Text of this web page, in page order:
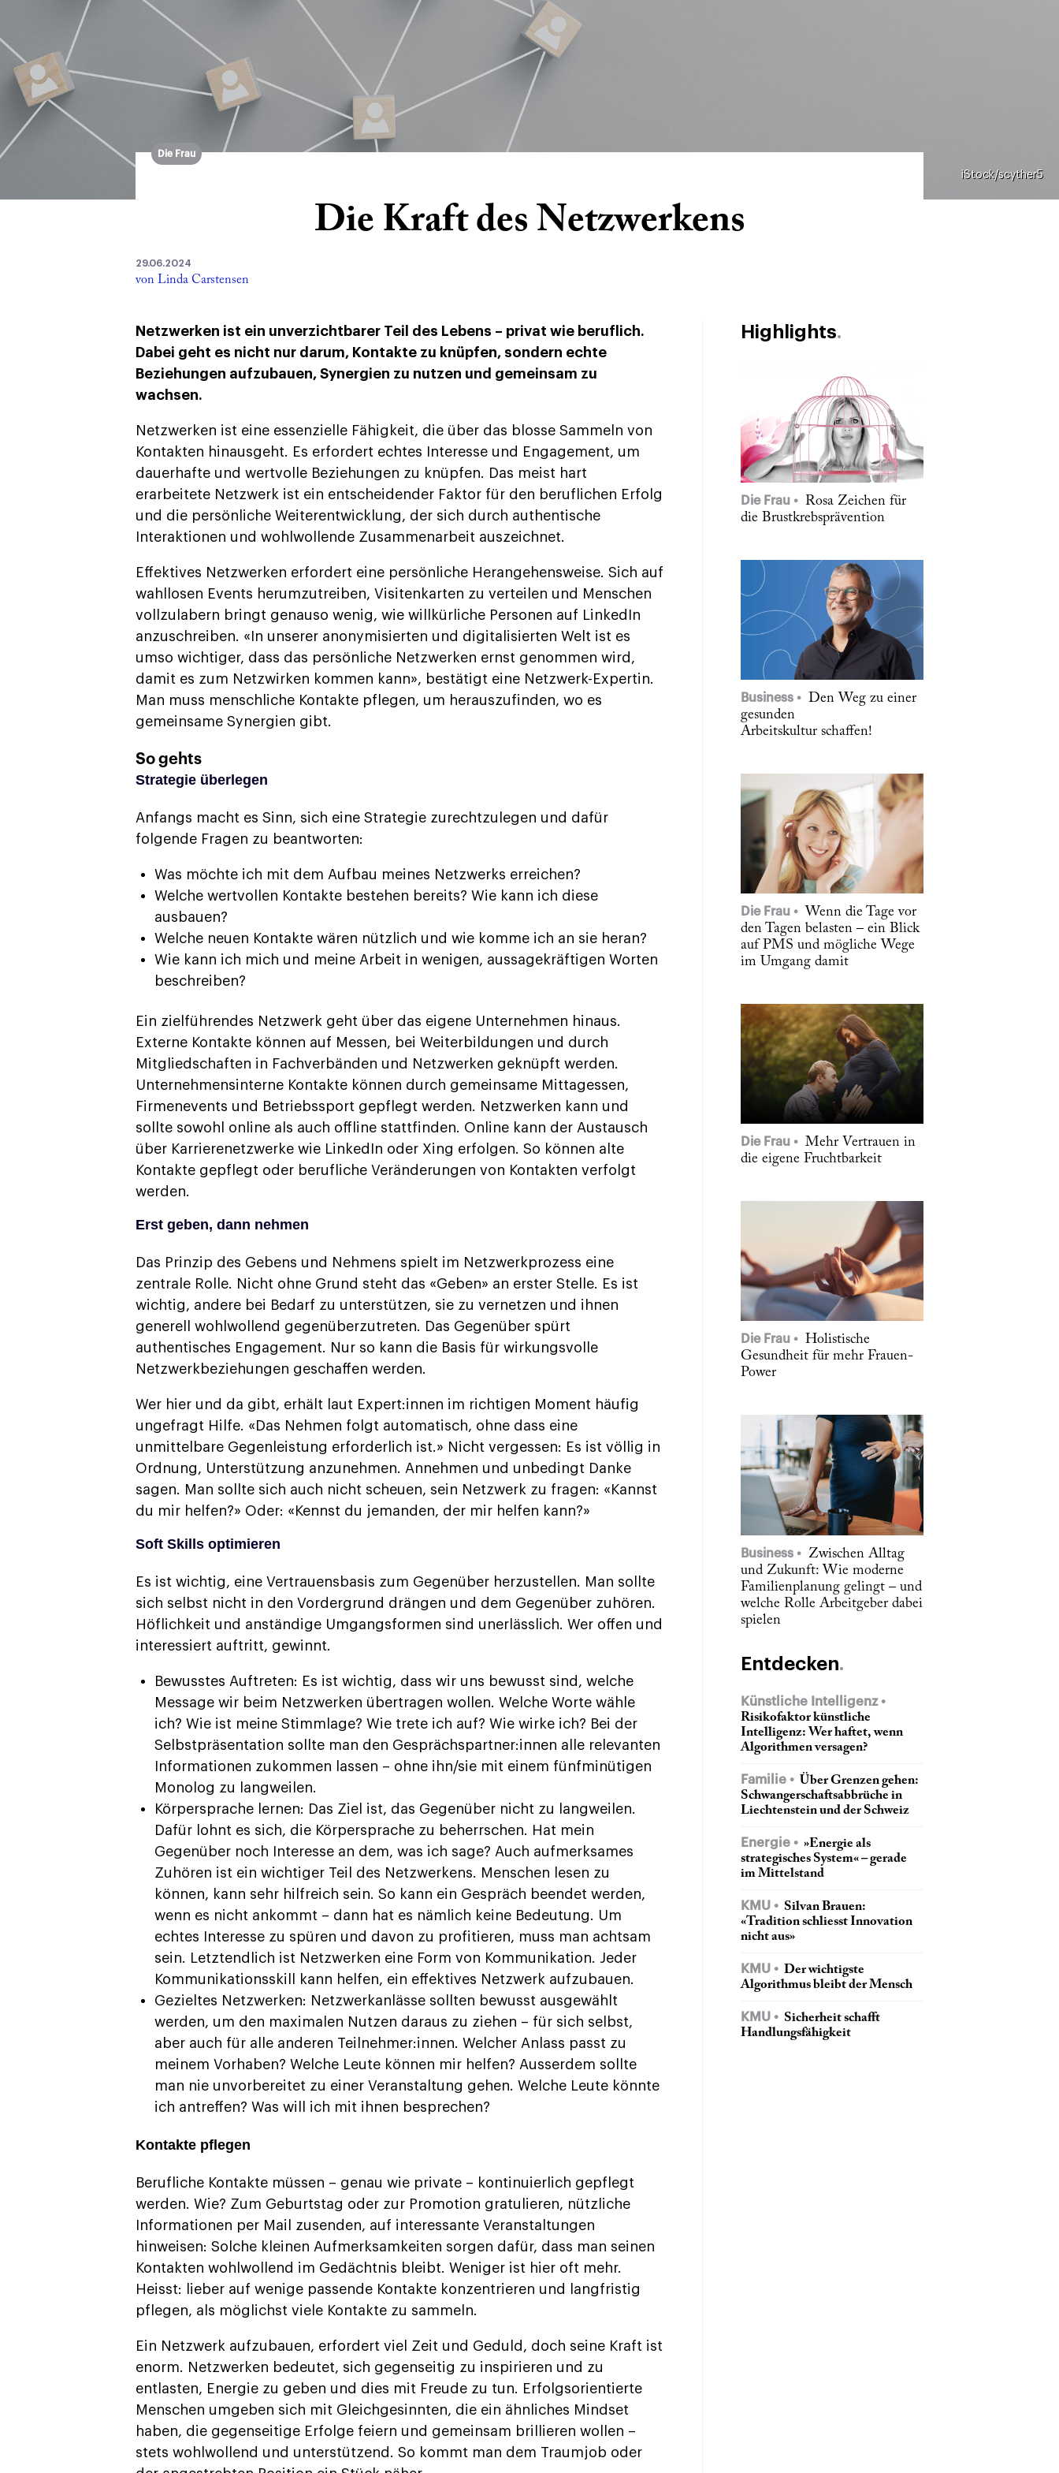
iStock/scyther5
Die Frau
Die Kraft des Netzwerkens
29.06.2024
von Linda Carstensen
Netzwerken ist ein unverzichtbarer Teil des Lebens – privat wie beruflich.
Dabei geht es nicht nur darum, Kontakte zu knüpfen, sondern echte
Beziehungen aufzubauen, Synergien zu nutzen und gemeinsam zu
wachsen.
Netzwerken ist eine essenzielle Fähigkeit, die über das blosse Sammeln von
Kontakten hinausgeht. Es erfordert echtes Interesse und Engagement, um
dauerhafte und wertvolle Beziehungen zu knüpfen. Das meist hart
erarbeitete Netzwerk ist ein entscheidender Faktor für den beruflichen Erfolg
und die persönliche Weiterentwicklung, der sich durch authentische
Interaktionen und wohlwollende Zusammenarbeit auszeichnet.
Effektives Netzwerken erfordert eine persönliche Herangehensweise. Sich auf
wahllosen Events herumzutreiben, Visitenkarten zu verteilen und Menschen
vollzulabern bringt genauso wenig, wie willkürliche Personen auf LinkedIn
anzuschreiben. «In unserer anonymisierten und digitalisierten Welt ist es
umso wichtiger, dass das persönliche Netzwerken ernst genommen wird,
damit es zum Netzwirken kommen kann», bestätigt eine Netzwerk-Expertin.
Man muss menschliche Kontakte pflegen, um herauszufinden, wo es
gemeinsame Synergien gibt.
So gehts
Strategie überlegen
Anfangs macht es Sinn, sich eine Strategie zurechtzulegen und dafür
folgende Fragen zu beantworten:
Was möchte ich mit dem Aufbau meines Netzwerks erreichen?
Welche wertvollen Kontakte bestehen bereits? Wie kann ich diese
ausbauen?
Welche neuen Kontakte wären nützlich und wie komme ich an sie heran?
Wie kann ich mich und meine Arbeit in wenigen, aussagekräftigen Worten
beschreiben?
Ein zielführendes Netzwerk geht über das eigene Unternehmen hinaus.
Externe Kontakte können auf Messen, bei Weiterbildungen und durch
Mitgliedschaften in Fachverbänden und Netzwerken geknüpft werden.
Unternehmensinterne Kontakte können durch gemeinsame Mittagessen,
Firmenevents und Betriebssport gepflegt werden. Netzwerken kann und
sollte sowohl online als auch offline stattfinden. Online kann der Austausch
über Karrierenetzwerke wie LinkedIn oder Xing erfolgen. So können alte
Kontakte gepflegt oder berufliche Veränderungen von Kontakten verfolgt
werden.
Erst geben, dann nehmen
Das Prinzip des Gebens und Nehmens spielt im Netzwerkprozess eine
zentrale Rolle. Nicht ohne Grund steht das «Geben» an erster Stelle. Es ist
wichtig, andere bei Bedarf zu unterstützen, sie zu vernetzen und ihnen
generell wohlwollend gegenüberzutreten. Das Gegenüber spürt
authentisches Engagement. Nur so kann die Basis für wirkungsvolle
Netzwerkbeziehungen geschaffen werden.
Wer hier und da gibt, erhält laut Expert:innen im richtigen Moment häufig
ungefragt Hilfe. «Das Nehmen folgt automatisch, ohne dass eine
unmittelbare Gegenleistung erforderlich ist.» Nicht vergessen: Es ist völlig in
Ordnung, Unterstützung anzunehmen. Annehmen und unbedingt Danke
sagen. Man sollte sich auch nicht scheuen, sein Netzwerk zu fragen: «Kannst
du mir helfen?» Oder: «Kennst du jemanden, der mir helfen kann?»
Soft Skills optimieren
Es ist wichtig, eine Vertrauensbasis zum Gegenüber herzustellen. Man sollte
sich selbst nicht in den Vordergrund drängen und dem Gegenüber zuhören.
Höflichkeit und anständige Umgangsformen sind unerlässlich. Wer offen und
interessiert auftritt, gewinnt.
Bewusstes Auftreten: Es ist wichtig, dass wir uns bewusst sind, welche
Message wir beim Netzwerken übertragen wollen. Welche Worte wähle
ich? Wie ist meine Stimmlage? Wie trete ich auf? Wie wirke ich? Bei der
Selbstpräsentation sollte man den Gesprächspartner:innen alle relevanten
Informationen zukommen lassen – ohne ihn/sie mit einem fünfminütigen
Monolog zu langweilen.
Körpersprache lernen: Das Ziel ist, das Gegenüber nicht zu langweilen.
Dafür lohnt es sich, die Körpersprache zu beherrschen. Hat mein
Gegenüber noch Interesse an dem, was ich sage? Auch aufmerksames
Zuhören ist ein wichtiger Teil des Netzwerkens. Menschen lesen zu
können, kann sehr hilfreich sein. So kann ein Gespräch beendet werden,
wenn es nicht ankommt – dann hat es nämlich keine Bedeutung. Um
echtes Interesse zu spüren und davon zu profitieren, muss man achtsam
sein. Letztendlich ist Netzwerken eine Form von Kommunikation. Jeder
Kommunikationsskill kann helfen, ein effektives Netzwerk aufzubauen.
Gezieltes Netzwerken: Netzwerkanlässe sollten bewusst ausgewählt
werden, um den maximalen Nutzen daraus zu ziehen – für sich selbst,
aber auch für alle anderen Teilnehmer:innen. Welcher Anlass passt zu
meinem Vorhaben? Welche Leute können mir helfen? Ausserdem sollte
man nie unvorbereitet zu einer Veranstaltung gehen. Welche Leute könnte
ich antreffen? Was will ich mit ihnen besprechen?
Kontakte pflegen
Berufliche Kontakte müssen – genau wie private – kontinuierlich gepflegt
werden. Wie? Zum Geburtstag oder zur Promotion gratulieren, nützliche
Informationen per Mail zusenden, auf interessante Veranstaltungen
hinweisen: Solche kleinen Aufmerksamkeiten sorgen dafür, dass man seinen
Kontakten wohlwollend im Gedächtnis bleibt. Weniger ist hier oft mehr.
Heisst: lieber auf wenige passende Kontakte konzentrieren und langfristig
pflegen, als möglichst viele Kontakte zu sammeln.
Ein Netzwerk aufzubauen, erfordert viel Zeit und Geduld, doch seine Kraft ist
enorm. Netzwerken bedeutet, sich gegenseitig zu inspirieren und zu
entlasten, Energie zu geben und dies mit Freude zu tun. Erfolgsorientierte
Menschen umgeben sich mit Gleichgesinnten, die ein ähnliches Mindset
haben, die gegenseitige Erfolge feiern und gemeinsam brillieren wollen –
stets wohlwollend und unterstützend. So kommt man dem Traumjob oder
Highlights
Die Frau
Rosa Zeichen für
die Brustkrebsprävention
Business
Den Weg zu einer
gesunden
Arbeitskultur schaffen!
Die Frau
Wenn die Tage vor
den Tagen belasten – ein Blick
auf PMS und mögliche Wege
im Umgang damit
Die Frau
Mehr Vertrauen in
die eigene Fruchtbarkeit
Die Frau
Holistische
Gesundheit für mehr Frauen-
Power
Business
Zwischen Alltag
und Zukunft: Wie moderne
Familienplanung gelingt – und
welche Rolle Arbeitgeber dabei
spielen
Entdecken
Künstliche Intelligenz
Risikofaktor künstliche
Intelligenz: Wer haftet, wenn
Algorithmen versagen?
Familie
Über Grenzen gehen:
Schwangerschaftsabbrüche in
Liechtenstein und der Schweiz
Energie
»Energie als
strategisches System« – gerade
im Mittelstand
KMU
Silvan Brauen:
«Tradition schliesst Innovation
nicht aus»
KMU
Der wichtigste
Algorithmus bleibt der Mensch
KMU
Sicherheit schafft
Handlungsfähigkeit